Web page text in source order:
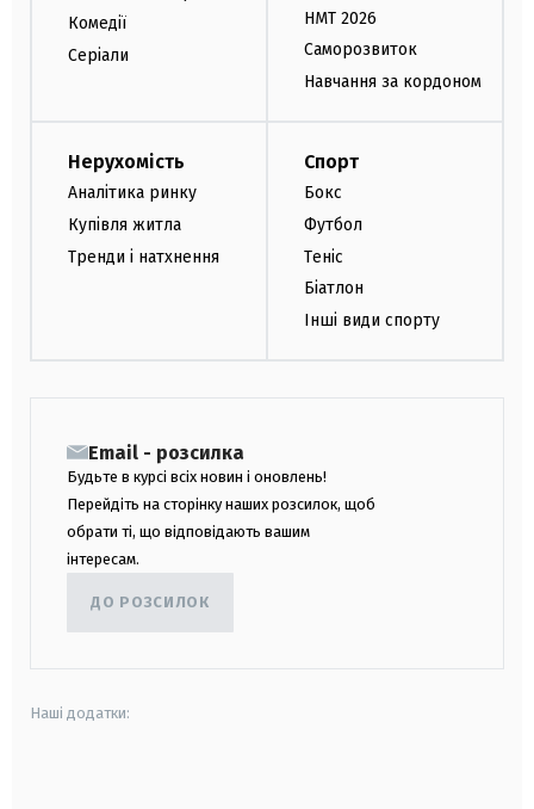
Комедії
Серіали
НМТ 2026
Саморозвиток
Навчання за кордоном
Нерухомість
Аналітика ринку
Купівля житла
Тренди і натхнення
Спорт
Бокс
Футбол
Теніс
Біатлон
Інші види спорту
Email - розсилка
Будьте в курсі всіх новин і оновлень!
Перейдіть на сторінку наших розсилок, щоб
обрати ті, що відповідають вашим
інтересам.
ДО РОЗСИЛОК
Наші додатки: